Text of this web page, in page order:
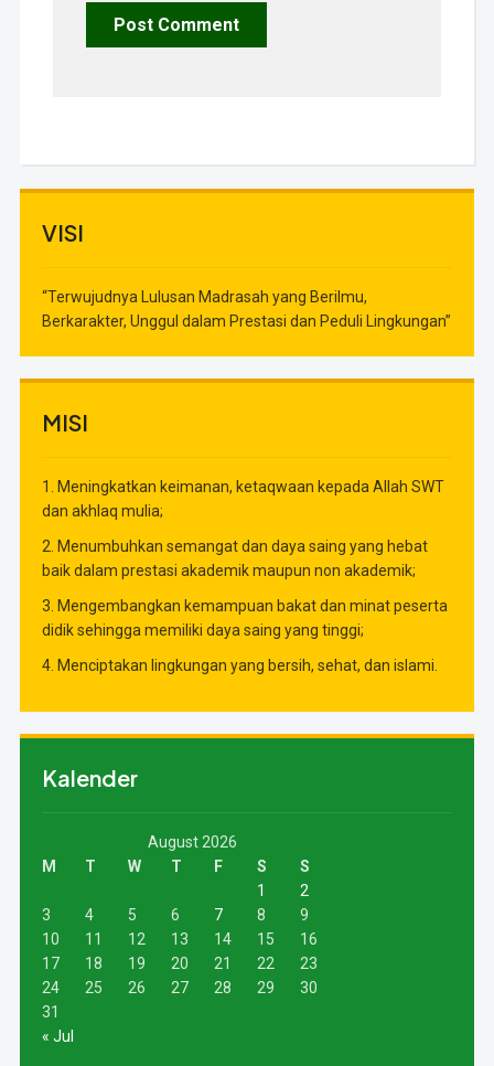
VISI
“Terwujudnya Lulusan Madrasah yang Berilmu,
Berkarakter, Unggul dalam Prestasi dan Peduli Lingkungan”
MISI
1. Meningkatkan keimanan, ketaqwaan kepada Allah SWT
dan akhlaq mulia;
2. Menumbuhkan semangat dan daya saing yang hebat
baik dalam prestasi akademik maupun non akademik;
3. Mengembangkan kemampuan bakat dan minat peserta
didik sehingga memiliki daya saing yang tinggi;
4. Menciptakan lingkungan yang bersih, sehat, dan islami.
Kalender
August 2026
M
T W T F S
S
1
2
3
4 5 6 7 8
9
10
11 12 13 14 15
16
17
18 19 20 21 22
23
24
25 26 27 28 29
30
31
« Jul